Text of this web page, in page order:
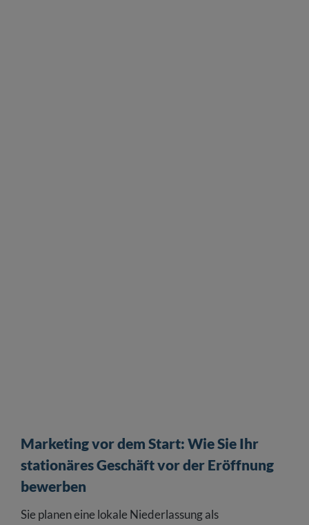
Marketing vor dem Start: Wie Sie Ihr
stationäres Geschäft vor der Eröffnung
bewerben
Sie planen eine lokale Niederlassung als